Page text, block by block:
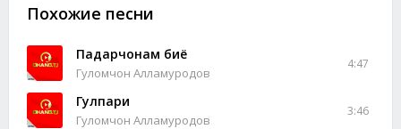
Похожие песни
Падарчонам биё
Гуломчон Алламуродов
4:47
Гулпари
Гуломчон Алламуродов
3:46